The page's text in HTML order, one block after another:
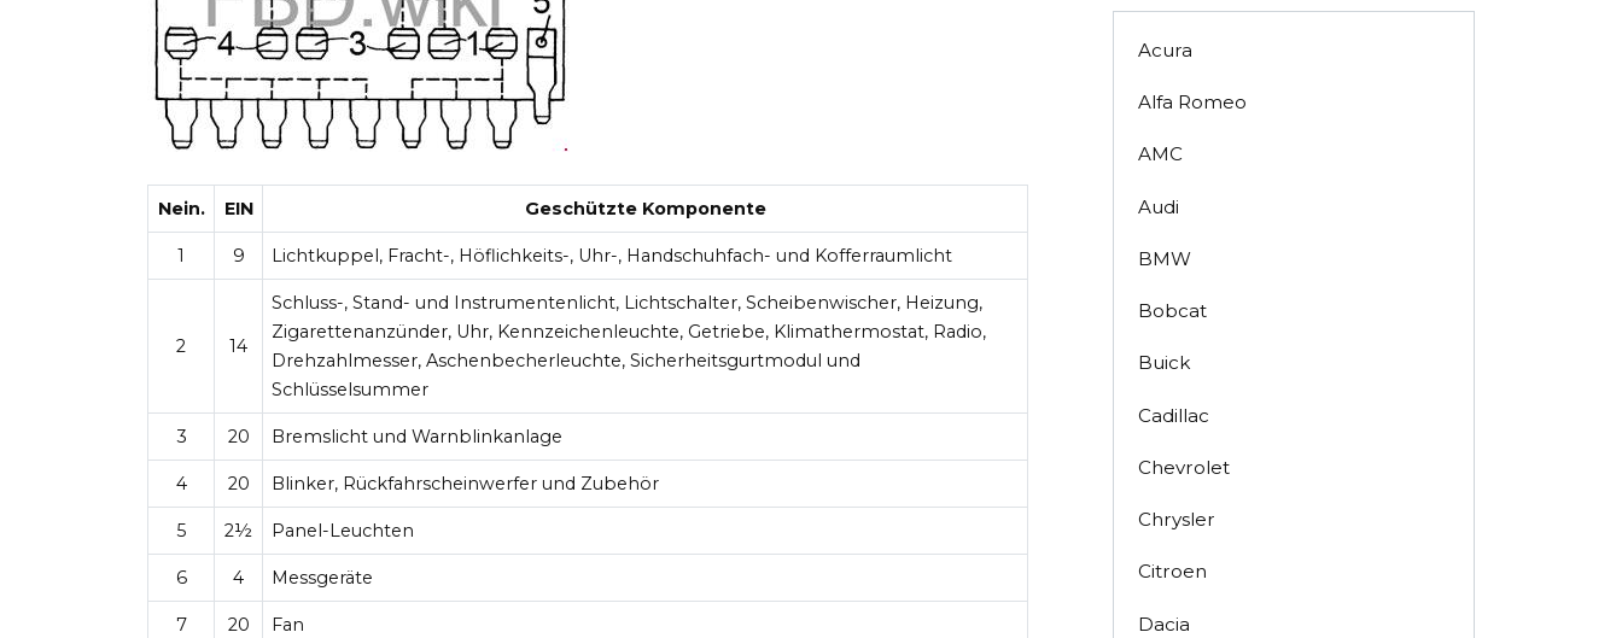
Nein. EIN Geschützte Komponente
1 9 Lichtkuppel, Fracht-, Höflichkeits-, Uhr-, Handschuhfach- und Kofferraumlicht
2 14
Schluss-, Stand- und Instrumentenlicht, Lichtschalter, Scheibenwischer, Heizung,
Zigarettenanzünder, Uhr, Kennzeichenleuchte, Getriebe, Klimathermostat, Radio,
Drehzahlmesser, Aschenbecherleuchte, Sicherheitsgurtmodul und
Schlüsselsummer
3 20 Bremslicht und Warnblinkanlage
4 20 Blinker, Rückfahrscheinwerfer und Zubehör
5 2½ Panel-Leuchten
6 4 Messgeräte
7 20 Fan
Acura
Alfa Romeo
AMC
Audi
BMW
Bobcat
Buick
Cadillac
Chevrolet
Chrysler
Citroen
Dacia